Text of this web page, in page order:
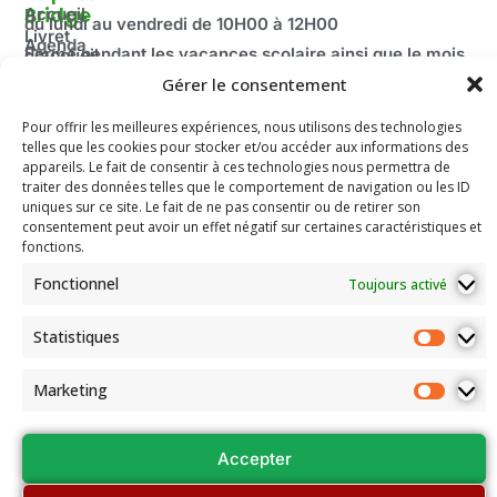
Gérer le consentement
Pour offrir les meilleures expériences, nous utilisons des technologies
telles que les cookies pour stocker et/ou accéder aux informations des
appareils. Le fait de consentir à ces technologies nous permettra de
traiter des données telles que le comportement de navigation ou les ID
uniques sur ce site. Le fait de ne pas consentir ou de retirer son
consentement peut avoir un effet négatif sur certaines caractéristiques et
fonctions.
Fonctionnel Toujours activé
Statistiques
Marketing
Accepter
Bridge
Livret
d'accueil
La
Fédération
Française
de Bridge
Accueil
Agenda
Compétitions
du Comité
Jeunesse
Mentions
Légales
Les
documents
et Conseils
du lundi au vendredi de 10H00 à 12H00
Fermé pendant les vacances scolaire ainsi que le mois
100 route de Paris
69260 Charbonnières-les-Bains
Email: secretariat.colybridge@gmail.com
Tél: 04 78 42 10 89